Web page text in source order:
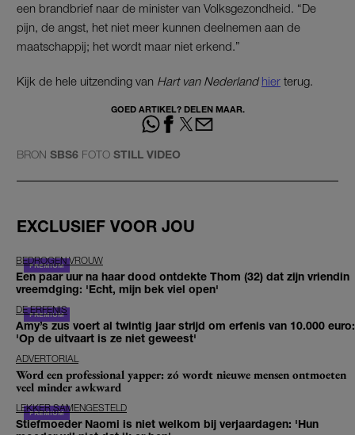
een brandbrief naar de minister van Volksgezondheid. “De
pijn, de angst, het niet meer kunnen deelnemen aan de
maatschappij; het wordt maar niet erkend.”
Kijk de hele uitzending van Hart van Nederland hier terug.
GOED ARTIKEL? DELEN MAAR.
BRON SBS6 FOTO STILL VIDEO
EXCLUSIEF VOOR JOU
BEDROGEN VROUW
Een paar uur na haar dood ontdekte Thom (32) dat zijn vriendin
vreemdging: 'Echt, mijn bek viel open'
DE ERFENIS
Amy’s zus voert al twintig jaar strijd om erfenis van 10.000 euro:
'Op de uitvaart is ze niet geweest'
ADVERTORIAL
Word een professional yapper: zó wordt nieuwe mensen ontmoeten
veel minder awkward
LEKKER SAMENGESTELD
Stiefmoeder Naomi is niet welkom bij verjaardagen: 'Hun